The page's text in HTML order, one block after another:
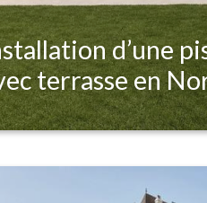
d’une
terrasse en